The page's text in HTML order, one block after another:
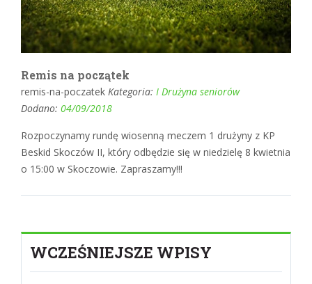
Remis na początek
remis-na-poczatek Kategoria: I Drużyna seniorów
Dodano: 04/09/2018
Rozpoczynamy rundę wiosenną meczem 1 drużyny z KP
Beskid Skoczów II, który odbędzie się w niedzielę 8 kwietnia
o 15:00 w Skoczowie. Zapraszamy!!!
WCZEŚNIEJSZE WPISY